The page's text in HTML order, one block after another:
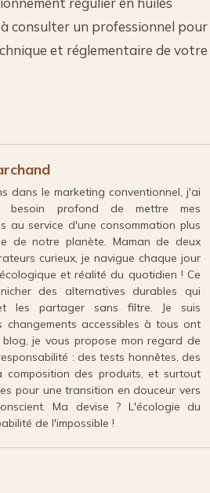
à consulter un professionnel pour
et réglementaire de votre
dans le marketing conventionnel, j'ai
besoin profond de mettre mes
au service d'une consommation plus
de notre planète. Maman de deux
curieux, je navigue chaque jour
et réalité du quotidien ! Ce
des alternatives durables qui
les partager sans filtre. Je suis
changements accessibles à tous ont
je vous propose mon regard de
: des tests honnêtes, des
composition des produits, et surtout
pour une transition en douceur vers
Ma devise ? L'écologie du
de l'impossible !